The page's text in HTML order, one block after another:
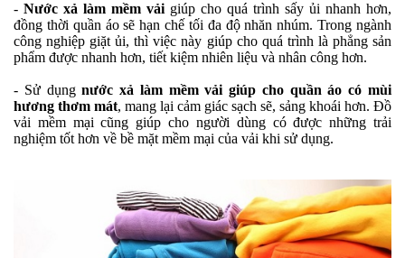
- Nước xả làm mềm vải giúp cho quá trình sấy ủi nhanh hơn,
đồng thời quần áo sẽ hạn chế tối đa độ nhăn nhúm. Trong ngành
công nghiệp giặt ủi, thì việc này giúp cho quá trình là phẳng sản
phẩm được nhanh hơn, tiết kiệm nhiên liệu và nhân công hơn.
- Sử dụngnước xả làm mềm vải giúp cho quần áo có mùi
hương thơm mát, mang lại cảm giác sạch sẽ, sảng khoái hơn. Đồ
vải mềm mại cũng giúp cho người dùng có được những trải
nghiệm tốt hơn về bề mặt mềm mại của vải khi sử dụng.